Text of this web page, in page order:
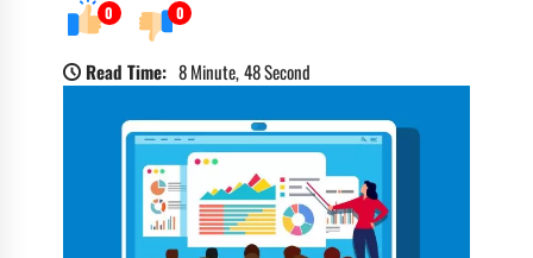
0 0
Read Time: 8 Minute, 48 Second